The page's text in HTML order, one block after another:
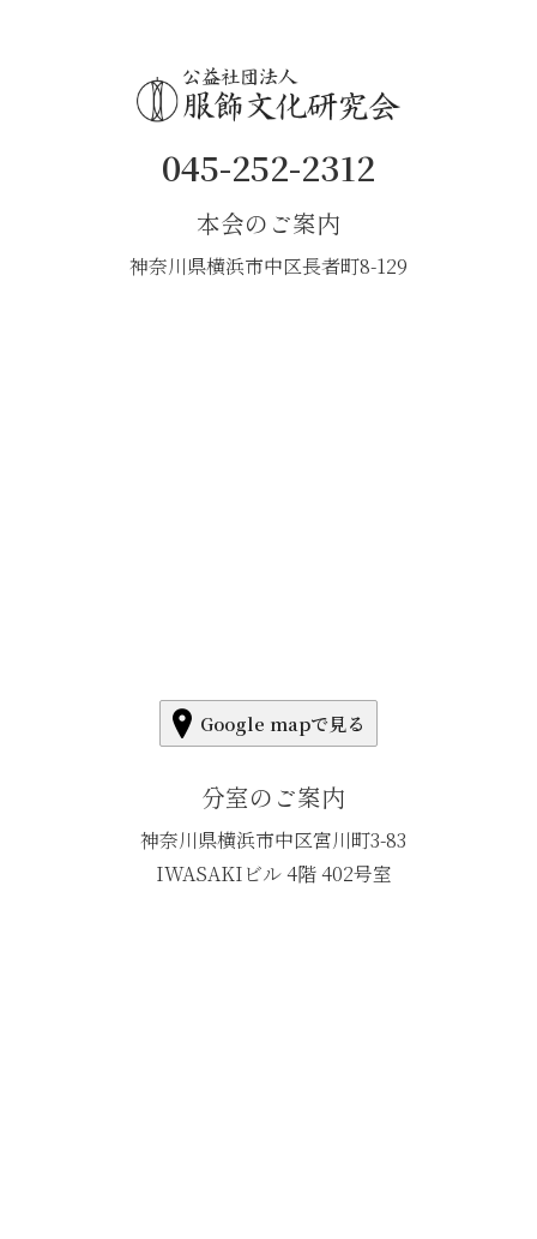
045-252-2312
本会のご案内
神奈川県横浜市中区長者町8-129
Google mapで見る
分室のご案内
神奈川県横浜市中区宮川町3-83
IWASAKIビル 4階 402号室